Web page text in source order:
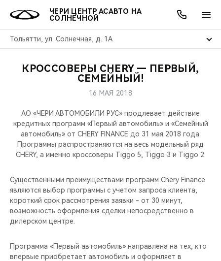
ЧЕРИ ЦЕНТР АСАВТО НА
СОЛНЕЧНОЙ
Тольятти, ул. Солнечная, д. 1А
МОДЕЛИ
КРОССОВЕРЫ
СЕДАНЫ
НОВИНКИ
ПОКУПАТЕЛЯМ
КРЕДИТ И СТРАХОВАНИЕ
ВЛАДЕЛЬЦАМ
ЗАПЧАСТИ И АКСЕССУАРЫ
ПОДДЕРЖКА
МИР CHERY
О БРЕНДЕ
CHERY В СОЦСЕТЯХ
БЛАГОТВОРИТЕЛЬНОСТЬ
CHERY REMOTE
CHERY И СПОРТ
АКЦИИ
ОНЛАЙН СЕРВИСЫ
КРЕДИТ
О КОМПАНИИ
МЫ В СОЦСЕТЯХ
КРОССОВЕРЫ CHERY — ПЕРВЫЙ,
СЕМЕЙНЫЙ!
16 МАЯ 2018
АО «ЧЕРИ АВТОМОБИЛИ РУС» продлевает действие
кредитных программ «Первый автомобиль» и «Семейный
автомобиль» от CHERY FINANCE до 31 мая 2018 года.
Программы распространяются на весь модельный ряд
CHERY, а именно кроссоверы Tiggo 5, Tiggo 3 и Tiggo 2.
Существенными преимуществами программ Chery Finance
являются выбор программы с учетом запроса клиента,
короткий срок рассмотрения заявки - от 30 минут,
возможность оформления сделки непосредственно в
дилерском центре.
Программа «Первый автомобиль» направлена на тех, кто
впервые приобретает автомобиль и оформляет в